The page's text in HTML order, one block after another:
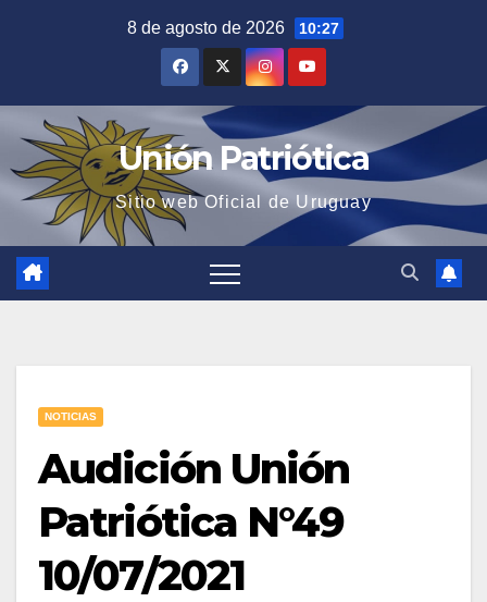
8 de agosto de 2026 10:27
Unión Patriótica
Sitio web Oficial de Uruguay
NOTICIAS
Audición Unión
Patriótica N°49
10/07/2021